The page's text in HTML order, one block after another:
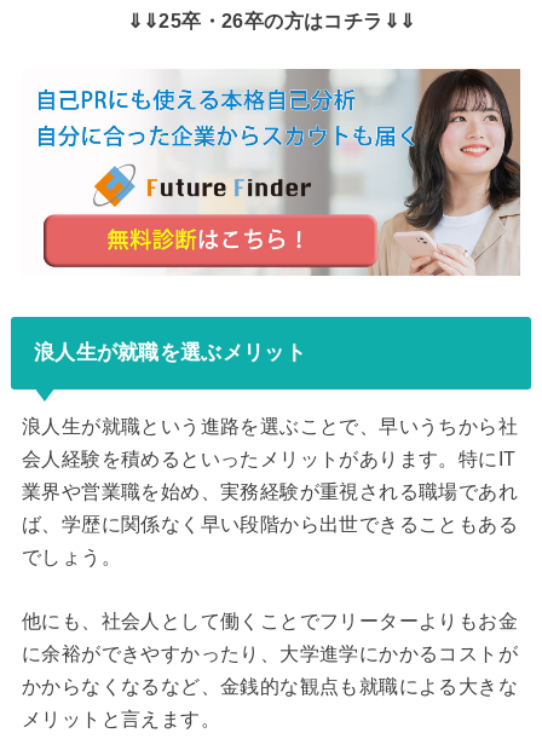
⇓⇓25卒・26卒の方はコチラ⇓⇓
浪人生が就職を選ぶメリット
浪人生が就職という進路を選ぶことで、早いうちから社
会人経験を積めるといったメリットがあります。特にIT
業界や営業職を始め、実務経験が重視される職場であれ
ば、学歴に関係なく早い段階から出世できることもある
でしょう。
他にも、社会人として働くことでフリーターよりもお金
に余裕ができやすかったり、大学進学にかかるコストが
かからなくなるなど、金銭的な観点も就職による大きな
メリットと言えます。